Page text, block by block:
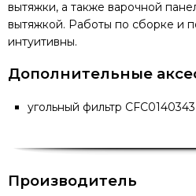
вытяжки, а также варочной
вытяжкой. Работы по сборке и
интуитивны.
Дополнительные
угольный фильтр CFC0140343
Производитель